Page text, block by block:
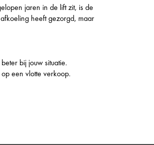
jaren in de lift zit, is de
heeft gezorgd, maar
bij jouw situatie.
een vlotte verkoop.